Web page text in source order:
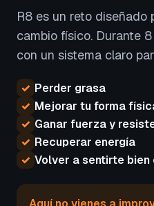
R8 es un reto diseñado
cambio físico. Durante
con un sistema claro
✓ Perder grasa
✓ Mejorar tu forma
✓ Ganar fuerza y
✓ Recuperar energía
✓ Volver a sentirte bien